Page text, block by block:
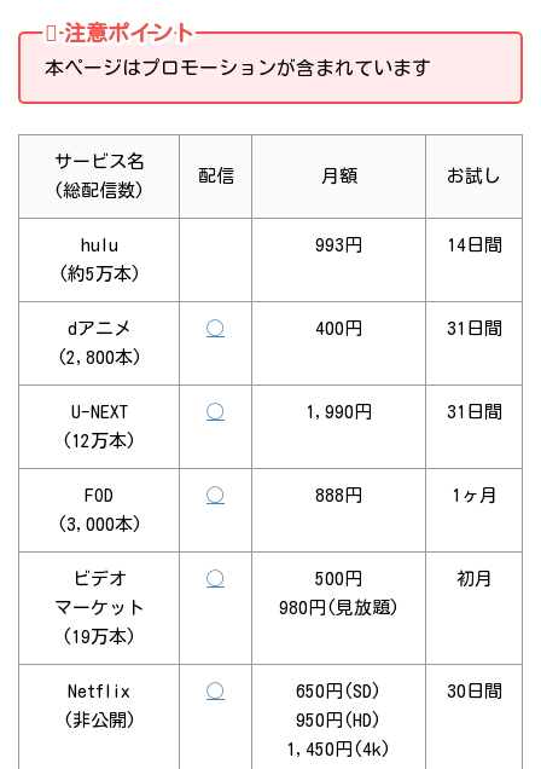
注意ポイント
本ページはプロモーションが含まれています
サービス名
(総配信数)
配信 月額 お試し
hulu
(約5万本)
993円 14日間
dアニメ
(2,800本)
◯ 400円 31日間
U-NEXT
(12万本)
◯ 1,990円 31日間
FOD
(3,000本)
◯ 888円 1ヶ月
ビデオ
マーケット
(19万本)
◯
500円
980円(見放題)
初月
Netflix
(非公開)
◯
650円(SD)
950円(HD)
1,450円(4k)
30日間